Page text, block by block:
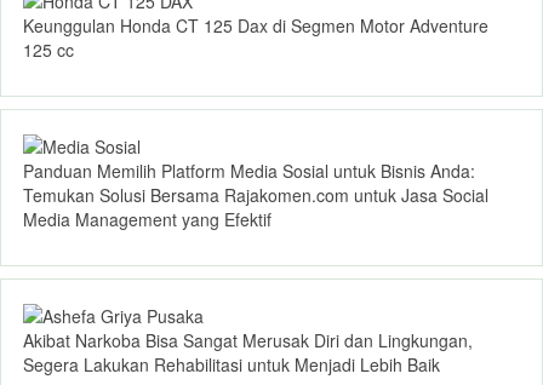
Keunggulan Honda CT 125 Dax di Segmen Motor Adventure
125 cc
Panduan Memilih Platform Media Sosial untuk Bisnis Anda:
Temukan Solusi Bersama Rajakomen.com untuk Jasa Social
Media Management yang Efektif
Akibat Narkoba Bisa Sangat Merusak Diri dan Lingkungan,
Segera Lakukan Rehabilitasi untuk Menjadi Lebih Baik